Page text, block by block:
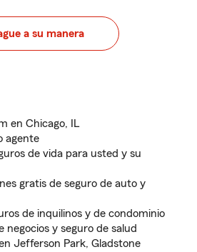
a su manera
en Chicago, IL
agente
de vida para usted y su
gratis de seguro de auto y
de inquilinos y de condominio
negocios y seguro de salud
Jefferson Park, Gladstone